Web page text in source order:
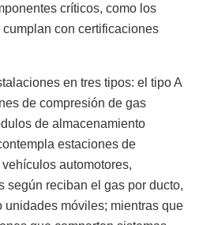
críticos, como los
con certificaciones
en tres tipos: el tipo A
de compresión de gas
de almacenamiento
estaciones de
automotores,
según reciban el gas por ducto,
unidades móviles; mientras que